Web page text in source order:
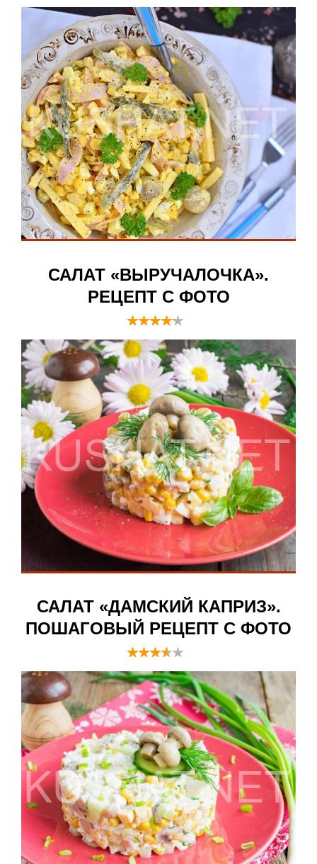
САЛАТ «ВЫРУЧАЛОЧКА».
РЕЦЕПТ С ФОТО
САЛАТ «ДАМСКИЙ КАПРИЗ».
ПОШАГОВЫЙ РЕЦЕПТ С ФОТО